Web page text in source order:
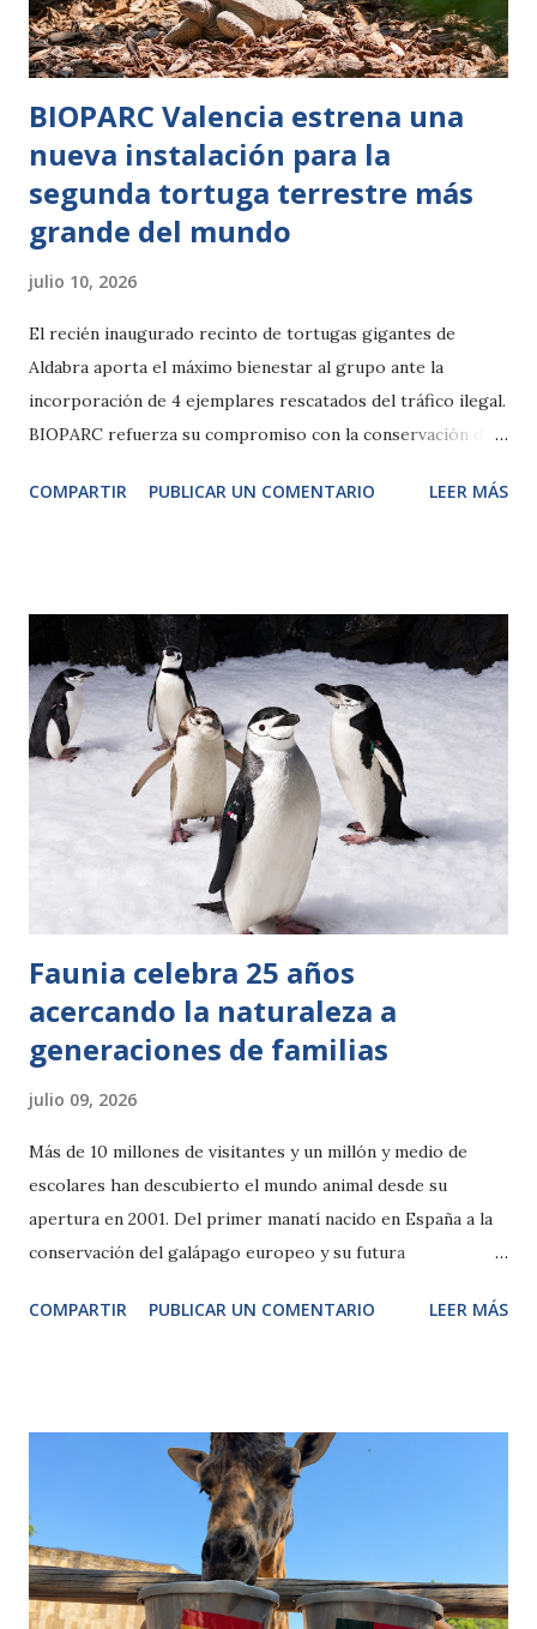
conmemorar este día tan señalado, el departamento de
biología encargado de su cuidado ha p...
BIOPARC Valencia estrena una
nueva instalación para la
segunda tortuga terrestre más
grande del mundo
julio 10, 2026
El recién inaugurado recinto de tortugas gigantes de
Aldabra aporta el máximo bienestar al grupo ante la
incorporación de 4 ejemplares rescatados del tráfico ilegal.
BIOPARC refuerza su compromiso con la conservación de
exóticas como mascotas. El parque valenciano es uno de los
2026.- Contemplar a la tortuga gigante de Aldabra, la
segunda terrestre más grande del mundo, impresiona; y si
en el mismo parque puede verse también a la tercera, la de
espolones africana y a la peculiar tortuga leopardo, a la de
escudo africana y la articulada de Home, la experiencia es
única. BIOPARC Valencia se convierte así en uno de los
mejores centros especializados para descubrir a estos
reptiles que son auténticos “fósiles vivientes”. Además de
acercar la belleza de la na...
COMPARTIR PUBLICAR UN COMENTARIO LEER MÁS
Faunia celebra 25 años
acercando la naturaleza a
generaciones de familias
julio 09, 2026
Más de 10 millones de visitantes y un millón y medio de
escolares han descubierto el mundo animal desde su
apertura en 2001. Del primer manatí nacido en España a la
conservación del galápago europeo y su futura
de 2026. El próximo 10 de julio, Faunia celebra su 25
a través de ecosistemas inmersivos, experiencias educativas
y programas de conservación, superando los 10 millones de
visitantes y recibiendo a más de un millón y medio de
escolares a lo largo de su historia. Durante este cuarto de
siglo, Faunia no solo se ha convertido en un espacio de ocio
y aprendizaje, sino también en un motor de transformación
COMPARTIR PUBLICAR UN COMENTARIO LEER MÁS